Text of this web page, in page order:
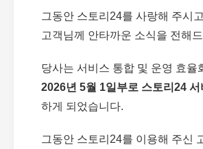
그동안 스토리24를 사랑해 주시
고객님께 안타까운 소식을 전해
당사는 서비스 통합 및 운영 효율
2026년 5월 1일부로 스토리24 서
하게 되었습니다.
그동안 스토리24를 이용해 주신